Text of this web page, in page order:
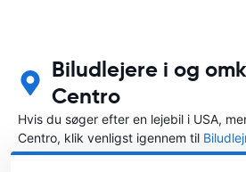
Biludlejere i og
Centro
Hvis du søger efter en lejebil i USA,
Centro, klik venligst igennem til
kan vælge, i hvilken by i USA du